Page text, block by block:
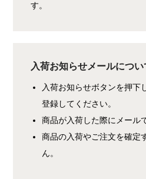
す。
入荷お知らせメールについ
入荷お知らせボタンを押下
登録してください。
商品が入荷した際にメール
商品の入荷やご注文を確定
ん。